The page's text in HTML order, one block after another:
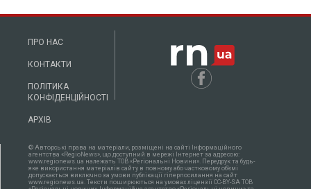
ПРО НАС
КОНТАКТИ
ПОЛІТИКА
КОНФІДЕНЦІЙНОСТІ
АРХІВ
© Авторські права на матеріали, розміщені на сайті Інформаційного
агентства «RegioNews», що доступний в мережі Інтернет за адресою:
www.regionews.ua належать ТОВ «Регіональні Новини». Передрук та будь-
яке використання матеріалів сайту в повному або частковому об'ємі
допускається виключно за умови публікації гіперпосилання на сайт
www.regionews.ua. Тексти поширюються нa умовах ліцензії CC-BY-SA ТОВ